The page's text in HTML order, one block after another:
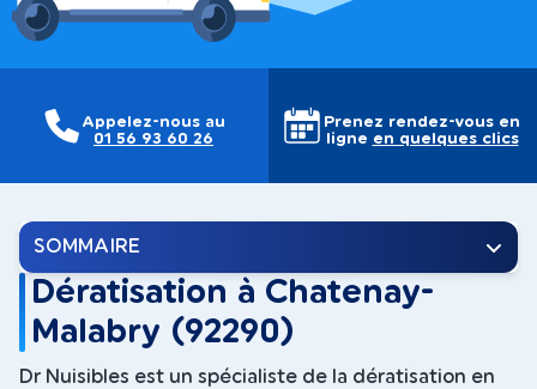
Appelez-nous au
01 56 93 60 26
Prenez rendez-vous en
ligne en quelques clics
SOMMAIRE
Dératisation à Chatenay-
Malabry (92290)
Dr Nuisibles est un spécialiste de la dératisation en